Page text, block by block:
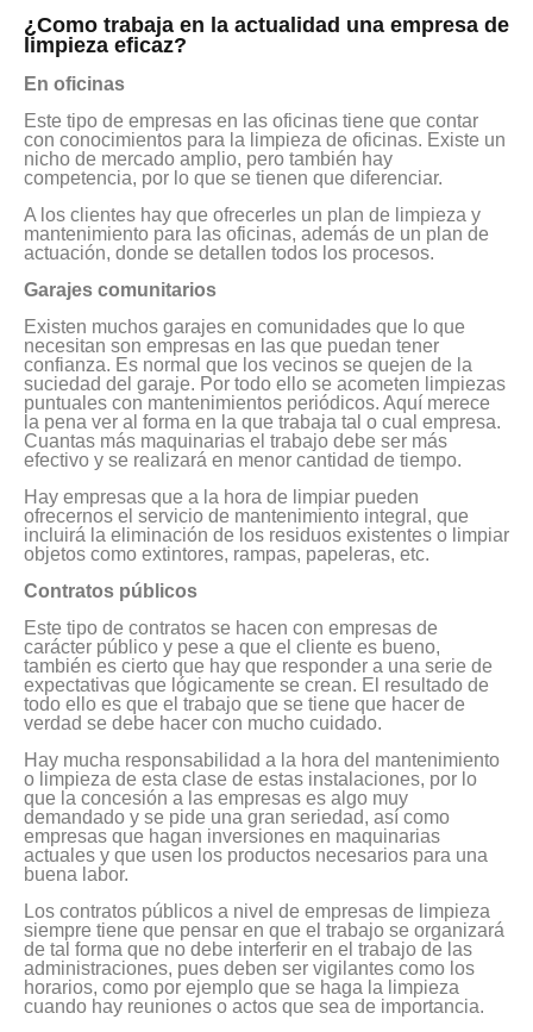
¿Como trabaja en la actualidad una empresa de
limpieza eficaz?
En oficinas
Este tipo de empresas en las oficinas tiene que contar
con conocimientos para la limpieza de oficinas. Existe un
nicho de mercado amplio, pero también hay
competencia, por lo que se tienen que diferenciar.
A los clientes hay que ofrecerles un plan de limpieza y
mantenimiento para las oficinas, además de un plan de
actuación, donde se detallen todos los procesos.
Garajes comunitarios
Existen muchos garajes en comunidades que lo que
necesitan son empresas en las que puedan tener
confianza. Es normal que los vecinos se quejen de la
suciedad del garaje. Por todo ello se acometen limpiezas
puntuales con mantenimientos periódicos. Aquí merece
la pena ver al forma en la que trabaja tal o cual empresa.
Cuantas más maquinarias el trabajo debe ser más
efectivo y se realizará en menor cantidad de tiempo.
Hay empresas que a la hora de limpiar pueden
ofrecernos el servicio de mantenimiento integral, que
incluirá la eliminación de los residuos existentes o limpiar
objetos como extintores, rampas, papeleras, etc.
Contratos públicos
Este tipo de contratos se hacen con empresas de
carácter público y pese a que el cliente es bueno,
también es cierto que hay que responder a una serie de
expectativas que lógicamente se crean. El resultado de
todo ello es que el trabajo que se tiene que hacer de
verdad se debe hacer con mucho cuidado.
Hay mucha responsabilidad a la hora del mantenimiento
o limpieza de esta clase de estas instalaciones, por lo
que la concesión a las empresas es algo muy
demandado y se pide una gran seriedad, así como
empresas que hagan inversiones en maquinarias
actuales y que usen los productos necesarios para una
buena labor.
Los contratos públicos a nivel de empresas de limpieza
siempre tiene que pensar en que el trabajo se organizará
de tal forma que no debe interferir en el trabajo de las
administraciones, pues deben ser vigilantes como los
horarios, como por ejemplo que se haga la limpieza
cuando hay reuniones o actos que sea de importancia.